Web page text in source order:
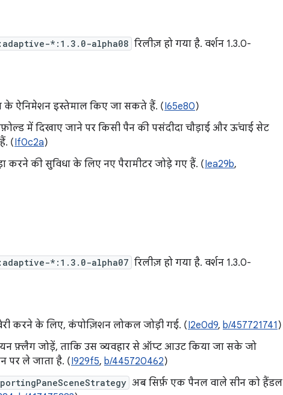
*:1.3.0-alpha08 रिलीज़ हो गया है. वर्शन 1.3.0-
के ऐनिमेशन इस्तेमाल किए जा सकते हैं. (I65e80)
में दिखाए जाने पर किसी पैन की पसंदीदा चौड़ाई और ऊंचाई सेट
(If0c2a)
करने की सुविधा के लिए नए पैरामीटर जोड़े गए हैं. (Iea29b,
*:1.3.0-alpha07 रिलीज़ हो गया है. वर्शन 1.3.0-
करने के लिए, कंपोज़िशन लोकल जोड़ी गई. (I2e0d9, b/457721741 )
फ़्लैग जोड़ें, ताकि उस व्यवहार से ऑप्ट आउट किया जा सके जो
पर ले जाता है. (I929f5, b/445720462)
अब सिर्फ़ एक पैनल वाले सीन को हैंडल